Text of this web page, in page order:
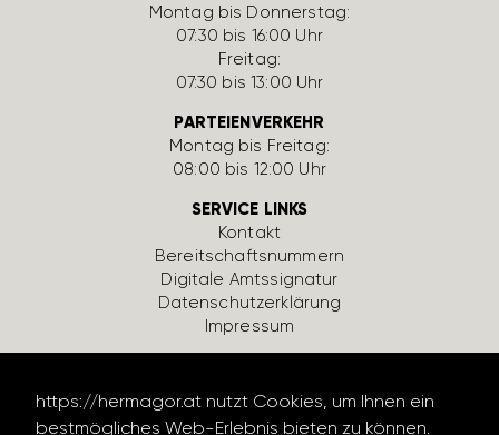
https://​hermagor.at nutzt Cookies, um Ihnen ein
best­mög­li­ches Web-Erlebnis bieten zu können.
Montag bis Donnerstag:
07:30 bis 16:00 Uhr
Freitag:
07:30 bis 13:00 Uhr
PARTEIENVERKEHR
Montag bis Freitag:
08:00 bis 12:00 Uhr
SERVICE LINKS
Kontakt
Bereit­schafts­num­mern
Digi­tale Amts­si­gnatur
Daten­schutz­er­klä­rung
Impressum